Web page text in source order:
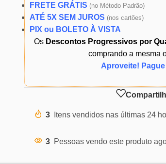
FRETE GRÁTIS (no Método Padrão)
ATÉ 5X SEM JUROS (nos cartões)
PIX ou BOLETO À VISTA
Os Descontos Progressivos por
comprando a mesma
Aproveite!
3 Itens vendidos nas últimas 24
3 Pessoas vendo este produto